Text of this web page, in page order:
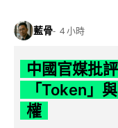
藍骨 4 小時
中國官媒批
「Token」
權